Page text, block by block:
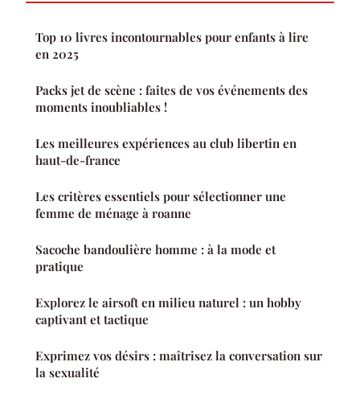
Top 10 livres incontournables pour enfants à lire
en 2025
Packs jet de scène : faites de vos événements des
moments inoubliables !
Les meilleures expériences au club libertin en
haut-de-france
Les critères essentiels pour sélectionner une
femme de ménage à roanne
Sacoche bandoulière homme : à la mode et
pratique
Explorez le airsoft en milieu naturel : un hobby
captivant et tactique
Exprimez vos désirs : maîtrisez la conversation sur
la sexualité